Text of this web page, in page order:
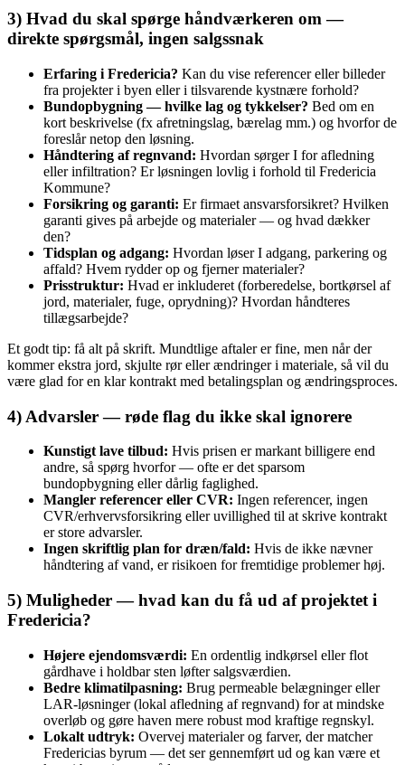
3) Hvad du skal spørge håndværkeren om —
direkte spørgsmål, ingen salgssnak
Erfaring i Fredericia? Kan du vise referencer eller billeder
fra projekter i byen eller i tilsvarende kystnære forhold?
Bundopbygning — hvilke lag og tykkelser? Bed om en
kort beskrivelse (fx afretningslag, bærelag mm.) og hvorfor de
foreslår netop den løsning.
Håndtering af regnvand: Hvordan sørger I for afledning
eller infiltration? Er løsningen lovlig i forhold til Fredericia
Kommune?
Forsikring og garanti: Er firmaet ansvarsforsikret? Hvilken
garanti gives på arbejde og materialer — og hvad dækker
den?
Tidsplan og adgang: Hvordan løser I adgang, parkering og
affald? Hvem rydder op og fjerner materialer?
Prisstruktur: Hvad er inkluderet (forberedelse, bortkørsel af
jord, materialer, fuge, oprydning)? Hvordan håndteres
tillægsarbejde?
Et godt tip: få alt på skrift. Mundtlige aftaler er fine, men når der
kommer ekstra jord, skjulte rør eller ændringer i materiale, så vil du
være glad for en klar kontrakt med betalingsplan og ændringsproces.
4) Advarsler — røde flag du ikke skal ignorere
Kunstigt lave tilbud: Hvis prisen er markant billigere end
andre, så spørg hvorfor — ofte er det sparsom
bundopbygning eller dårlig faglighed.
Mangler referencer eller CVR: Ingen referencer, ingen
CVR/erhvervsforsikring eller uvillighed til at skrive kontrakt
er store advarsler.
Ingen skriftlig plan for dræn/fald: Hvis de ikke nævner
håndtering af vand, er risikoen for fremtidige problemer høj.
5) Muligheder — hvad kan du få ud af projektet i
Fredericia?
Højere ejendomsværdi: En ordentlig indkørsel eller flot
gårdhave i holdbar sten løfter salgsværdien.
Bedre klimatilpasning: Brug permeable belægninger eller
LAR-løsninger (lokal afledning af regnvand) for at mindske
overløb og gøre haven mere robust mod kraftige regnskyl.
Lokalt udtryk: Overvej materialer og farver, der matcher
Fredericias byrum — det ser gennemført ud og kan være et